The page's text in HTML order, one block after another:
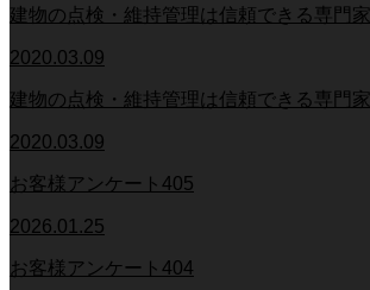
建物の点検・維持管理は信頼できる専
2020.03.09
建物の点検・維持管理は信頼できる専門
2020.03.09
お客様アンケート405
2026.01.25
お客様アンケート404